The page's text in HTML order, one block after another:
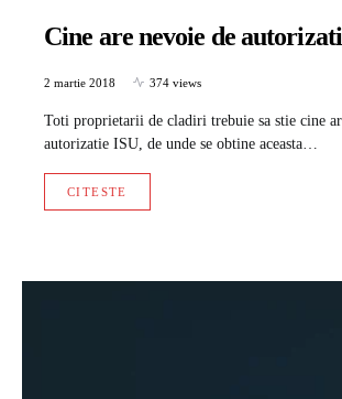
Cine are nevoie de
2 martie 2018 374 views
Toti proprietarii de cladiri trebuie sa stie cine
autorizatie ISU, de unde se obtine aceasta…
CITESTE